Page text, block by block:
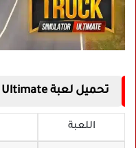
تحميل لعبة Truck Simulator Ultimate مهكرة Apk
اللعبة